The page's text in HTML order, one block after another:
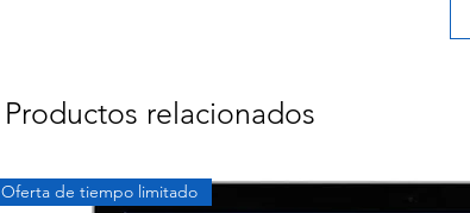
Productos relacionados
Oferta de tiempo limitado